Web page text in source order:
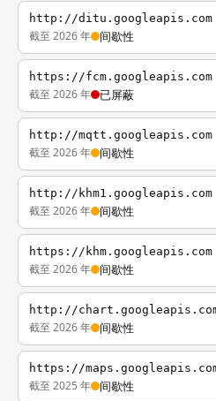
http://ditu.googleapis.com
截至 2026 年 间歇性
https://fcm.googleapis.com
截至 2026 年 已屏蔽
http://mqtt.googleapis.com
截至 2026 年 间歇性
http://khm1.googleapis.com
截至 2026 年 间歇性
https://khm.googleapis.com
截至 2026 年 间歇性
http://
截至 2026 年 间歇性
https://
截至 2025 年 间歇性